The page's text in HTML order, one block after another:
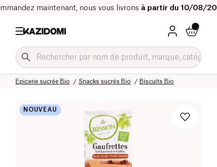
maintenant, nous vous livrons à partir du 10/08/
Biscuits Bio
Snacks sucrés Bio
Epicerie sucrée Bio
Notre catalogue bio
Accueil
NOUVEAU